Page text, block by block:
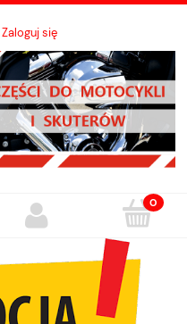
Zaloguj się